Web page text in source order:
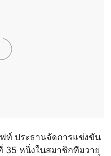
ท์ ประธานจัดการแข่งขัน
35 หนึ่งในสมาชิกทีมวายุ